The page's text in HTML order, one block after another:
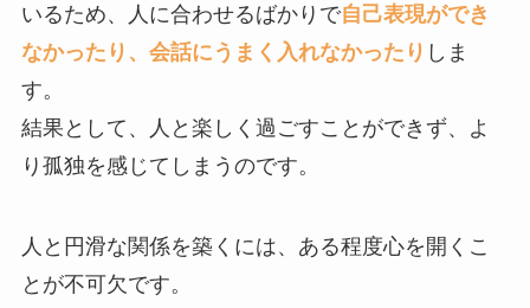
いるため、人に合わせるばかりで自己表現ができ
なかったり、会話にうまく入れなかったり しま
す。
結果として、人と楽しく過ごすことができず、よ
り孤独を感じてしまうのです。
人と円滑な関係を築くには、ある程度心を開くこ
とが不可欠です。